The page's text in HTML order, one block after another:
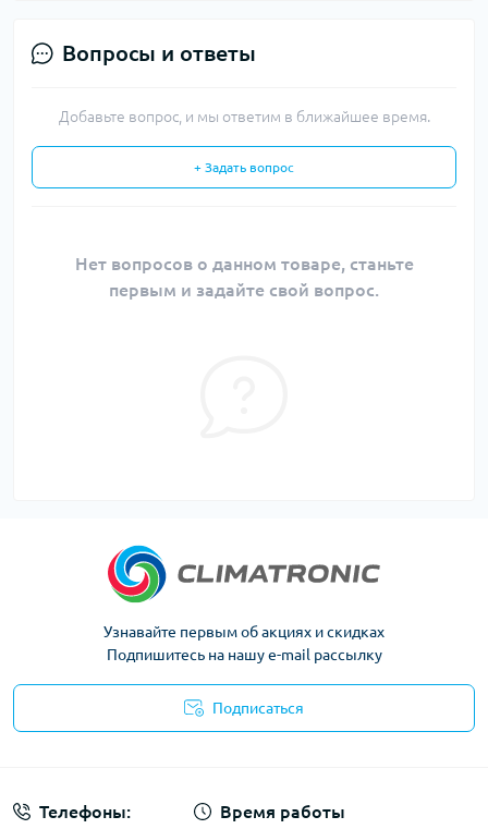
Вопросы и ответы
Добавьте вопрос, и мы ответим в ближайшее время.
+ Задать вопрос
Нет вопросов о данном товаре, станьте
первым и задайте свой вопрос.
Узнавайте первым об акциях и скидках
Подпишитесь на нашу e-mail рассылку
Подписаться
Телефоны: Время работы